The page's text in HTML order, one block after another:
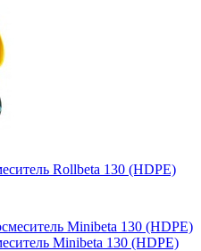
Rollbeta 130 (HDPE)
Minibeta 130 (HDPE)